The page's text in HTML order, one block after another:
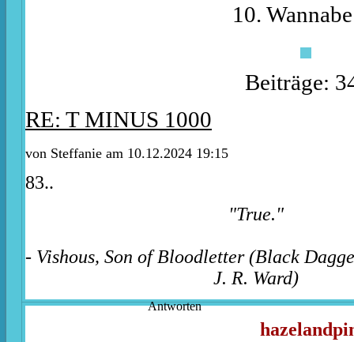
10.
Beiträge:
RE: T MINUS 1000
von Steffanie am 10.12.2024 19:15
83..
"True."
- Vishous, Son of Bloodletter (Black
J. R. Ward)
Antworten